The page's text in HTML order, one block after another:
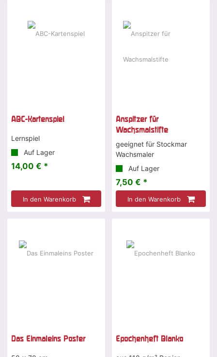
ABC-Kartenspiel
Lernspiel
Auf Lager
14,00 € *
In den Warenkorb
Anspitzer für
Wachsmalstifte
geeignet für Stockmar
Wachsmaler
Auf Lager
7,50 € *
In den Warenkorb
Das Einmaleins Poster Epochenheft Blanko